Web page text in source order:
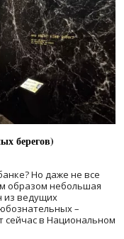
берегов)
Но даже не все
образом небольшая
из ведущих
–
сейчас в Национальном